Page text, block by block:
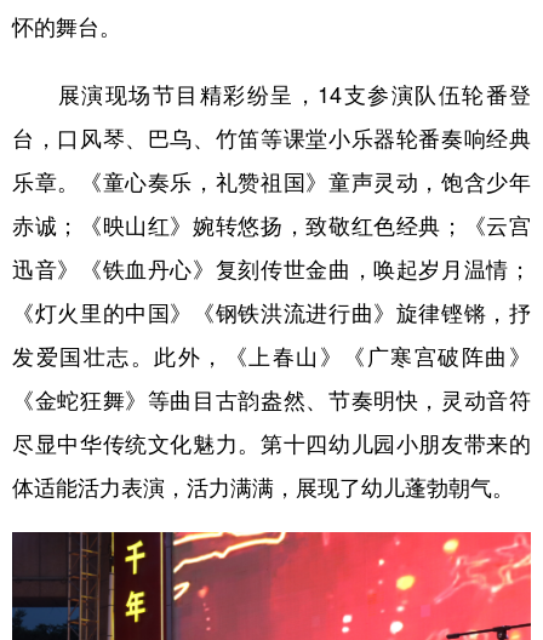
怀的舞台。
展演现场节目精彩纷呈，14支参演队伍轮番登
台，口风琴、巴乌、竹笛等课堂小乐器轮番奏响经典
乐章。《童心奏乐，礼赞祖国》童声灵动，饱含少年
赤诚；《映山红》婉转悠扬，致敬红色经典；《云宫
迅音》《铁血丹心》复刻传世金曲，唤起岁月温情；
《灯火里的中国》《钢铁洪流进行曲》旋律铿锵，抒
发爱国壮志。此外，《上春山》《广寒宫破阵曲》
《金蛇狂舞》等曲目古韵盎然、节奏明快，灵动音符
尽显中华传统文化魅力。第十四幼儿园小朋友带来的
体适能活力表演，活力满满，展现了幼儿蓬勃朝气。